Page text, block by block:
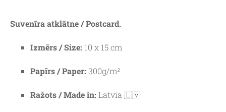
Suvenīra atklātne / Postcard.
Izmērs / Size: 10 x 15 cm
Papīrs / Paper: 300g/m²
Ražots / Made in: Latvia 🇱🇻